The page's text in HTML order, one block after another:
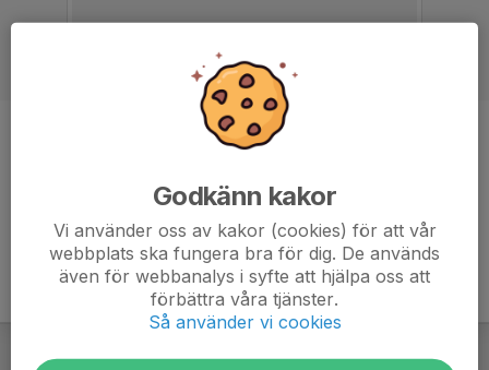
Aktivitetsledare
Godkänn kakor
Vi använder oss av kakor (cookies) för att vår
webbplats ska fungera bra för dig. De används
även för webbanalys i syfte att hjälpa oss att
förbättra våra tjänster.
Så använder vi cookies